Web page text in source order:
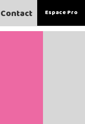
Espace Pro
Contact